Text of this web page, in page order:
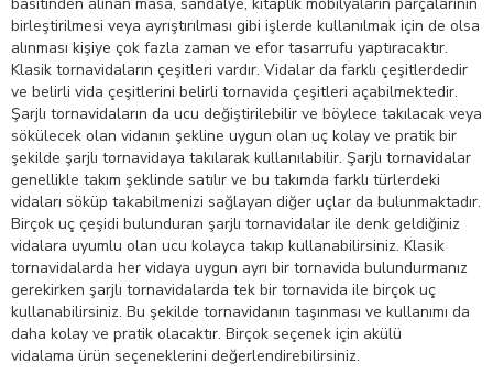
birleştirilmesi veya ayrıştırılması gibi işlerde kullanılmak için de olsa
alınması kişiye çok fazla zaman ve efor tasarrufu yaptıracaktır.
Klasik tornavidaların çeşitleri vardır. Vidalar da farklı çeşitlerdedir
ve belirli vida çeşitlerini belirli tornavida çeşitleri açabilmektedir.
Şarjlı tornavidaların da ucu değiştirilebilir ve böylece takılacak veya
sökülecek olan vidanın şekline uygun olan uç kolay ve pratik bir
şekilde şarjlı tornavidaya takılarak kullanılabilir. Şarjlı tornavidalar
genellikle takım şeklinde satılır ve bu takımda farklı türlerdeki
vidaları söküp takabilmenizi sağlayan diğer uçlar da bulunmaktadır.
Birçok uç çeşidi bulunduran şarjlı tornavidalar ile denk geldiğiniz
vidalara uyumlu olan ucu kolayca takıp kullanabilirsiniz. Klasik
tornavidalarda her vidaya uygun ayrı bir tornavida bulundurmanız
gerekirken şarjlı tornavidalarda tek bir tornavida ile birçok uç
kullanabilirsiniz. Bu şekilde tornavidanın taşınması ve kullanımı da
daha kolay ve pratik olacaktır. Birçok seçenek için akülü
vidalama ürün seçeneklerini değerlendirebilirsiniz.